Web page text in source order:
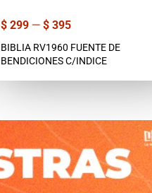
Precio
$ 299 — $ 395
BIBLIA RV1960 FUENTE DE
BENDICIONES C/INDICE